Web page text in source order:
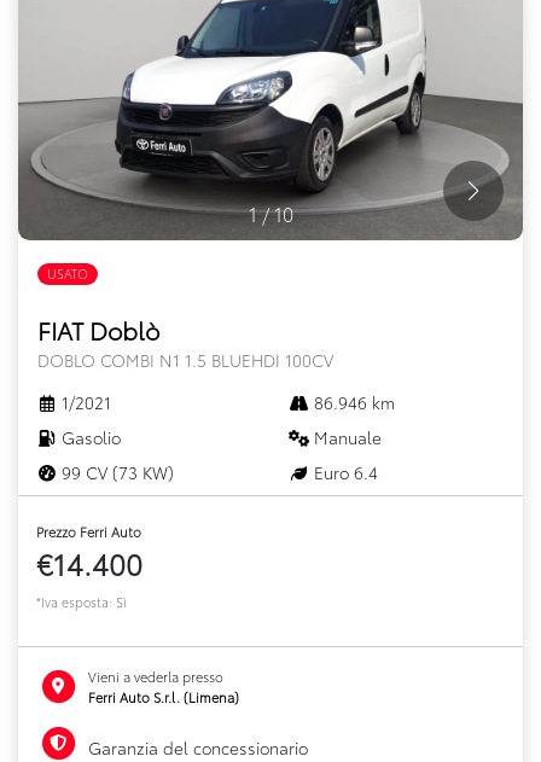
1/10
USATO
FIAT Doblò
DOBLO COMBI N1 1.5 BLUEHDI 100CV
1/2021
86.946 km
Gasolio
Manuale
99 CV (73 KW)
Euro 6.4
Prezzo Ferri Auto
€14.400
*Iva esposta: Sì
Vieni a vederla presso
Ferri Auto S.r.l. (Limena)
Garanzia del concessionario